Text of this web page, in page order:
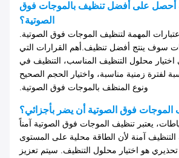
أحصل على أفضل تنظيف بالموجات فوق
الصوتية؟
المهمة لتنظيف الموجات فوق الصوتية.
سوف ينتج أفضل تنظيف.أهم القرارات التي
اختيار محلول التنظيف المناسب، التنظيف في
لفترة زمنية مناسبة، واختيار الحجم الصحيح
ونوع المنظف بالموجات فوق الصوتية.
فوق الصوتية أن يضر بأجزائي؟
يعتبر تنظيف الموجات فوق الصوتية آمناً
التنظيف آمنة لأن الطاقة محلية على المستوى
تحذيري هو اختيار محلول التنظيف. سيتم تعزيز